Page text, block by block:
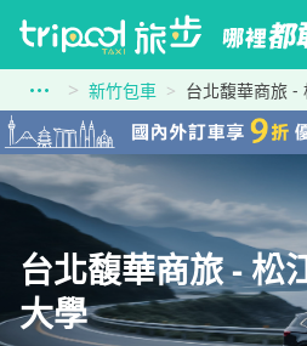
新竹包車 台北馥華商旅 -
台北馥華商旅 -
大學